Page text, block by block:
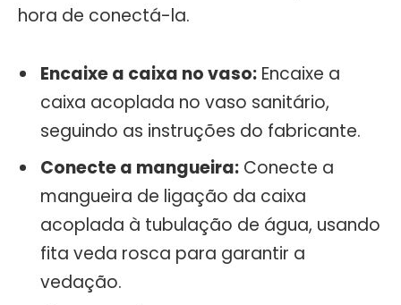
hora de conectá-la.
Encaixe a caixa no vaso: Encaixe a
caixa acoplada no vaso sanitário,
seguindo as instruções do fabricante.
Conecte a mangueira: Conecte a
mangueira de ligação da caixa
acoplada à tubulação de água, usando
fita veda rosca para garantir a
vedação.